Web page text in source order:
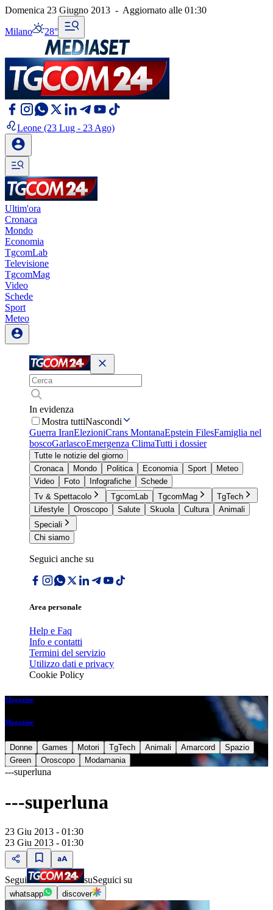
Domenica 23 Giugno 2013 - Aggiornato alle 01:30
Milano 28°
Leone (23 Lug - 23 Ago)
Ultim'ora
Cronaca
Mondo
Economia
TgcomLab
Televisione
TgcomMag
Video
Schede
Sport
Meteo
In evidenza
Mostra tuttiNascondi
Guerra IranElezioniCrans MontanaEpstein FilesFamiglia nel
boscoGarlascoEmergenza ClimaTutti i dossier
Tutte le notizie del giorno
Cronaca
Mondo Politica Economia Sport
Meteo
Video
Foto Infografiche
Schede
Tv & Spettacolo
TgcomLab TgcomMag
TgTech
Lifestyle
Oroscopo Salute Skuola Cultura
Animali
Speciali
Chi siamo
Seguici anche su
Area personale
Help e Faq
Info e contatti
Termini del servizio
Utilizzo dati e privacy
Cookie Policy
Magazine
Magazine
Donne Games Motori TgTech Animali Amarcord
Spazio
Green
Oroscopo Modamania
---superluna
---superluna
23 Giu 2013 - 01:30
23 Giu 2013 - 01:30
Segui suSeguici su
whatsapp discover